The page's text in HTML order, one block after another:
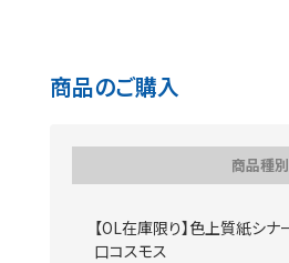
商品のご購入
商品種
【OL在庫限り】色上質紙シナ
口コスモス